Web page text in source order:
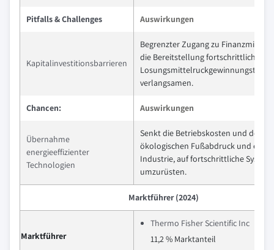
Pitfalls & Challenges Auswirkungen
Kapitalinvestitionsbarrieren
Begrenzter Zugang zu
die Bereitstellung fortschrittlicher
verlangsamen.
Chancen: Auswirkungen
Übernahme
energieeffizienter
Technologien
Senkt die Betriebskosten und den
ökologischen Fußabdruck und
Industrie, auf fortschrittliche
umzurüsten.
Marktführer (2024)
Marktführer
Thermo Fisher Scientific Inc
11,2 % Marktanteil